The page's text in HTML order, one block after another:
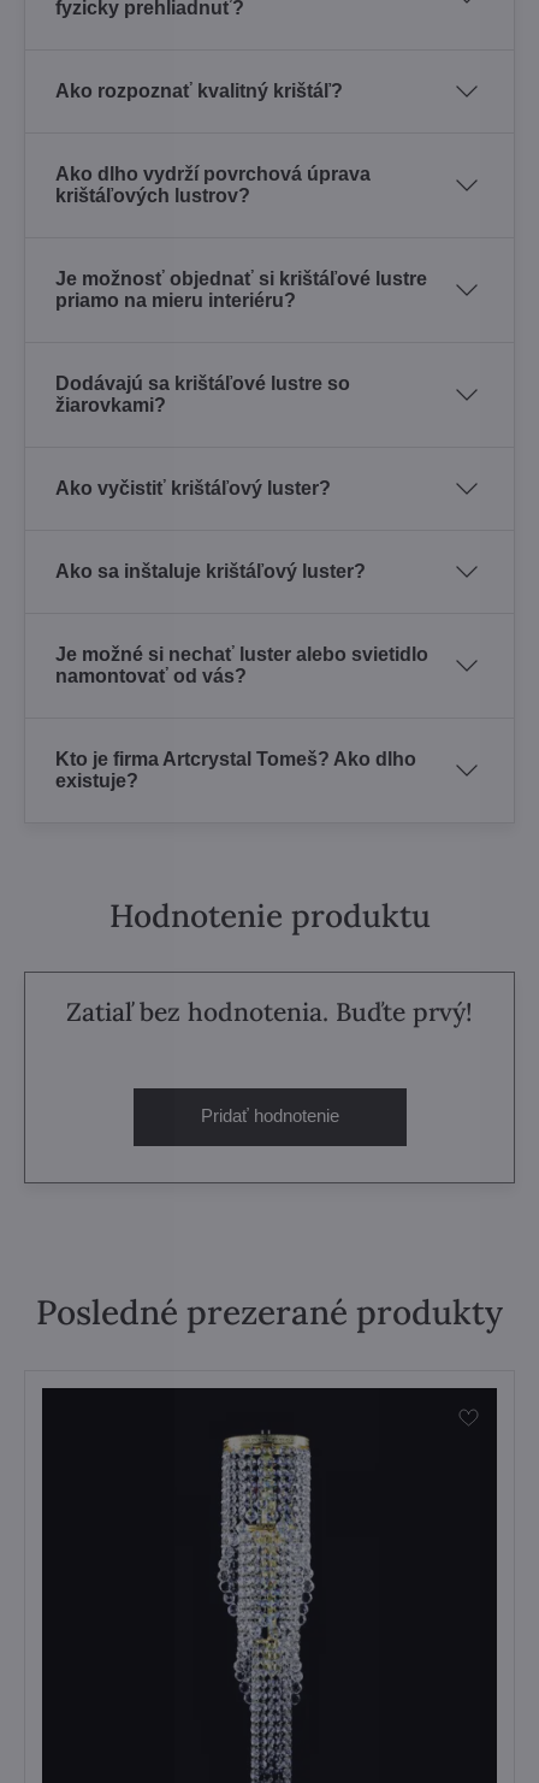
fyzicky prehliadnuť?
Ako rozpoznať kvalitný krištáľ?
Ako dlho vydrží povrchová úprava
krištáľových lustrov?
Je možnosť objednať si krištáľové lustre
priamo na mieru interiéru?
Dodávajú sa krištáľové lustre so
žiarovkami?
Ako vyčistiť krištáľový luster?
Ako sa inštaluje krištáľový luster?
Je možné si nechať luster alebo svietidlo
namontovať od vás?
Kto je firma Artcrystal Tomeš? Ako dlho
existuje?
Hodnotenie produktu
Zatiaľ bez hodnotenia. Buďte prvý!
Pridať hodnotenie
Posledné prezerané produkty